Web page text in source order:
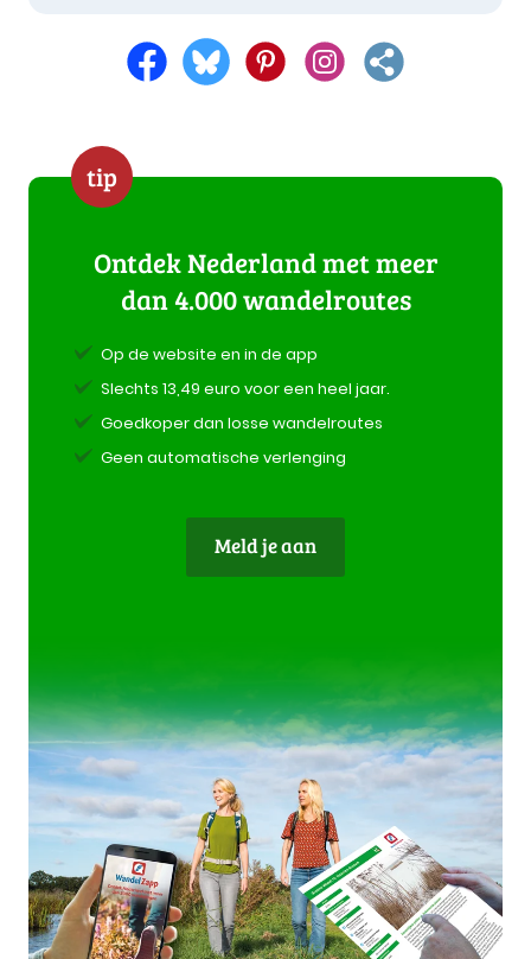
tip
Ontdek Nederland met meer
dan 4.000 wandelroutes
Op de website en in de app
Slechts 13,49 euro voor een heel jaar.
Goedkoper dan losse wandelroutes
Geen automatische verlenging
Meld je aan